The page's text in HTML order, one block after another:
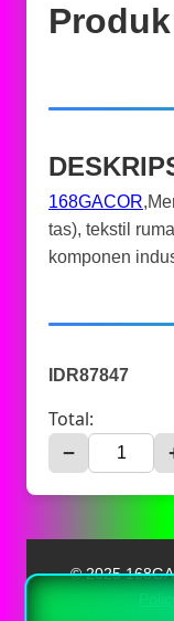
Produk
168GACOR
tas), tekstil
komponen
IDR87847
Total:
−
© 2025
Policy